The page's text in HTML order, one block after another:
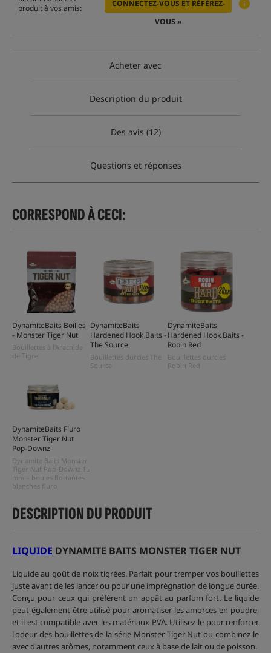
produit à vos amis:
CONNECTEZ-VOUS ET RÉFÉREZ-
VOUS »
Acheter avec
Description du produit
Des avis (12)
Questions et réponses
CORRESPOND À CECI:
DynamiteBaits Boilies
- Monster Tiger Nut
Bouillettes à l'Arachide
de Tigre
DynamiteBaits
Hardened Hook Baits -
The Source
Bouillettes durcies The
Source
DynamiteBaits
Hardened Hook Baits -
Robin Red
Bouillettes durcies
Robin Red
DynamiteBaits Fluro
Monster Tiger Nut
Pop-Downz
Dynamite Baits Monster
Tiger Nut Pop-Downz 15
mm – boules flottantes
blanches fluro
DESCRIPTION DU PRODUIT
LIQUIDE DYNAMITE BAITS MONSTER TIGER NUT
Liquide au goût de noix tigrées. Parfait pour tremper vos bouillettes
juste avant de les lancer ou pour une imprégnation de longue durée.
Conçu pour ceux qui préfèrent un appât au parfum fort. Le liquide
peut également être utilisé pour aromatiser les amorces en poudre,
et il est compatible avec les matériaux PVA. Utilisez-le pour renforcer
l'odeur des bouillettes de la série Monster Tiger Nut ou combinez-le
avec d'autres arômes, notamment ceux à base de lait ou de poisson.